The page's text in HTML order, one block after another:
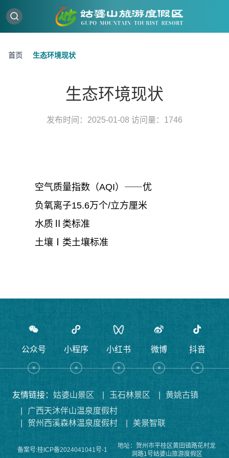
首页 ⽣态环境现状
⽣态环境现状
发布时间：2025-01-08 访问量：1746
空⽓质量指数（AQI）⸺优
负氧离⼦15.6万个/⽴⽅厘⽶
⽔质Ⅱ类标准
⼟壤Ⅰ类⼟壤标准
公众号 小程序 小红书 微博 抖音
友情链接： 姑婆山景区 玉石林景区
黄姚古镇
广西天沐伴山温泉度假村
贺州西溪森林温泉度假村 美景智联
备案号:桂ICP备2024041041号-1
地址：贺州市平桂区黄田镇路花村龙
洞路1号姑婆山旅游度假区